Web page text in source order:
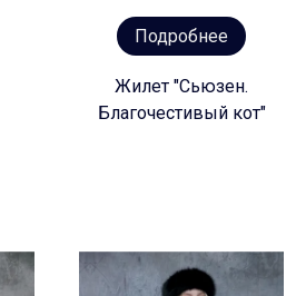
Подробнее
Жилет "Сьюзен.
Благочестивый кот"